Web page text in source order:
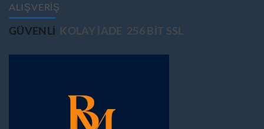
ALIŞVERİŞ
GÜVENLİ KOLAY İADE 256 BİT SSL